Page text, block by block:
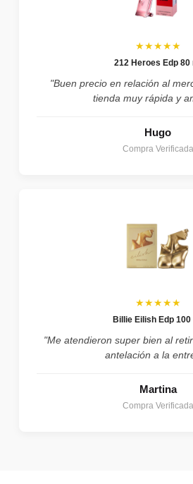
★★★★★
212 Heroes Edp 80
"Buen precio en relación al
tienda muy rápida y
Hugo
Compra Verificada
★★★★★
Billie Eilish Edp 100
"Me atendieron super bien al
antelación a la
Martina
Compra Verificada